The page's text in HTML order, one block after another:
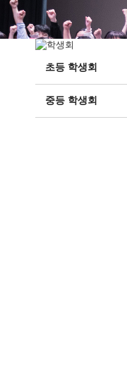
초등 학생회
중등 학생회